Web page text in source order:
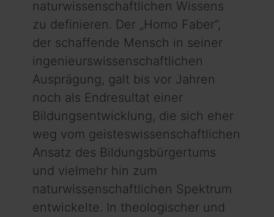
naturwissenschaftlichen Wissens
zu definieren. Der „Homo Faber“,
der schaffende Mensch in seiner
ingenieurswissenschaftlichen
Ausprägung, galt bis vor Jahren
noch als Endresultat einer
Bildungsentwicklung, die sich eher
weg vom geisteswissenschaftlichen
Ansatz des Bildungsbürgertums
und vielmehr hin zum
naturwissenschaftlichen Spektrum
entwickelte. In theologischer und